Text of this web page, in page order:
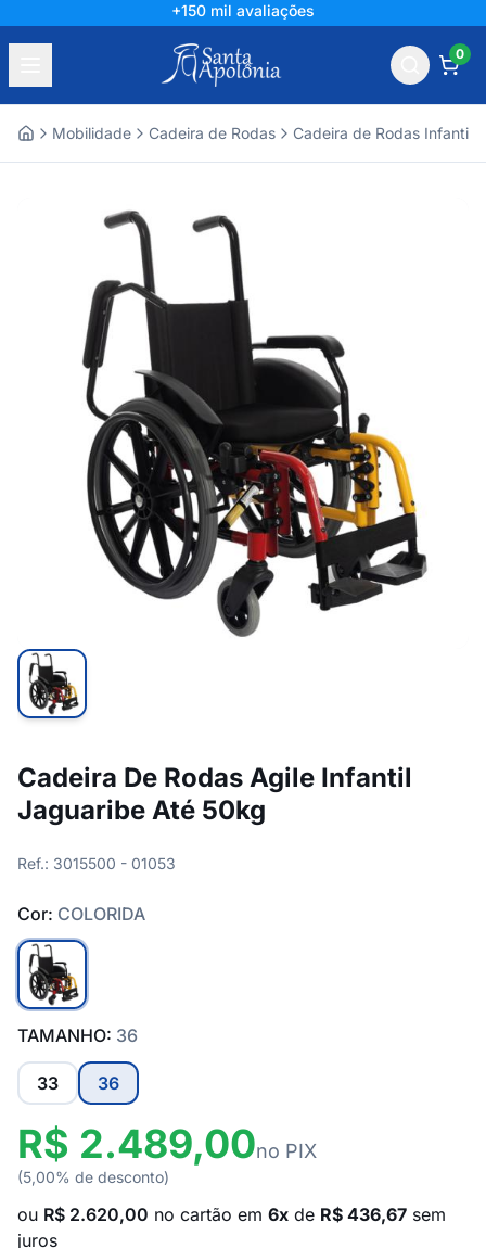
+150 mil avaliações
0
Mobilidade Cadeira de Rodas Cadeira de Rodas Infantil
Cadeira De Rodas Agile Infantil
Jaguaribe Até 50kg
Ref.: 3015500 - 01053
Cor: COLORIDA
TAMANHO: 36
33 36
R$ 2.489,00no PIX
(5,00% de desconto)
ou R$ 2.620,00 no cartão em 6x de R$ 436,67 sem
juros